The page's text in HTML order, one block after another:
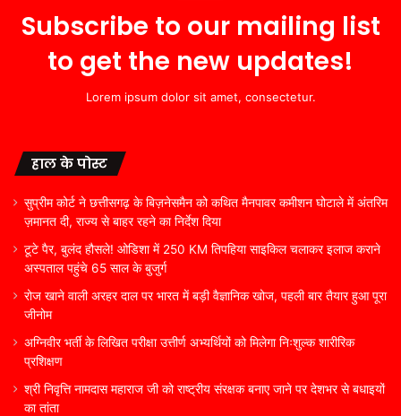
Subscribe to our mailing list
to get the new updates!
Lorem ipsum dolor sit amet, consectetur.
हाल के पोस्ट
सुप्रीम कोर्ट ने छत्तीसगढ़ के बिज़नेसमैन को कथित मैनपावर कमीशन घोटाले में अंतरिम
ज़मानत दी, राज्य से बाहर रहने का निर्देश दिया
टूटे पैर, बुलंद हौसले! ओडिशा में 250 KM तिपहिया साइकिल चलाकर इलाज कराने
अस्पताल पहुंचे 65 साल के बुजुर्ग
रोज खाने वाली अरहर दाल पर भारत में बड़ी वैज्ञानिक खोज, पहली बार तैयार हुआ पूरा
जीनोम
अग्निवीर भर्ती के लिखित परीक्षा उत्तीर्ण अभ्यर्थियों को मिलेगा निःशुल्क शारीरिक
प्रशिक्षण
श्री निवृत्ति नामदास महाराज जी को राष्ट्रीय संरक्षक बनाए जाने पर देशभर से बधाइयों
का तांता